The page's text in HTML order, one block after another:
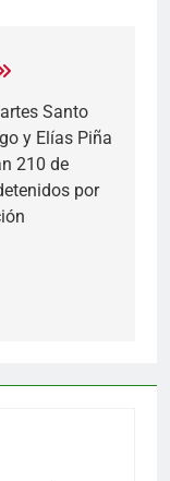
Santo
y Elías Piña
210 de
por